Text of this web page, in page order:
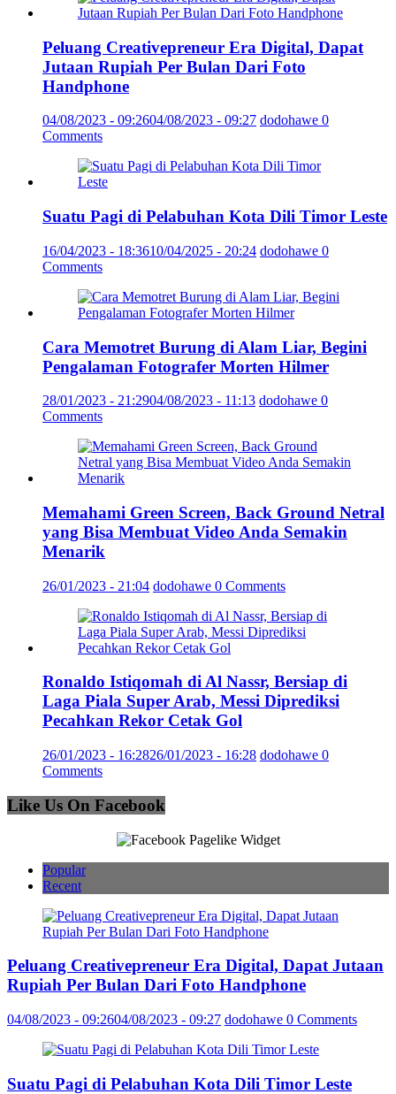
Peluang Creativepreneur Era Digital, Dapat
Jutaan Rupiah Per Bulan Dari Foto
Handphone
04/08/2023 - 09:2604/08/2023 - 09:27 dodohawe 0
Comments
Suatu Pagi di Pelabuhan Kota Dili Timor Leste
16/04/2023 - 18:3610/04/2025 - 20:24 dodohawe 0
Comments
Cara Memotret Burung di Alam Liar, Begini
Pengalaman Fotografer Morten Hilmer
28/01/2023 - 21:2904/08/2023 - 11:13 dodohawe 0
Comments
Memahami Green Screen, Back Ground Netral
yang Bisa Membuat Video Anda Semakin
Menarik
26/01/2023 - 21:04 dodohawe 0 Comments
Ronaldo Istiqomah di Al Nassr, Bersiap di
Laga Piala Super Arab, Messi Diprediksi
Pecahkan Rekor Cetak Gol
26/01/2023 - 16:2826/01/2023 - 16:28 dodohawe 0
Comments
Like Us On Facebook
Popular
Recent
Peluang Creativepreneur Era Digital, Dapat Jutaan
Rupiah Per Bulan Dari Foto Handphone
04/08/2023 - 09:2604/08/2023 - 09:27 dodohawe 0 Comments
Suatu Pagi di Pelabuhan Kota Dili Timor Leste